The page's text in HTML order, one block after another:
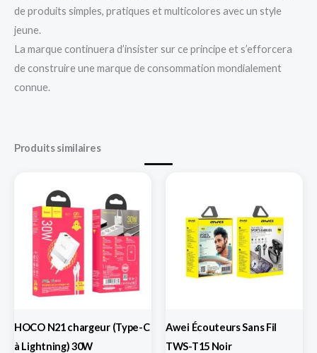
de produits simples, pratiques et multicolores avec un style
jeune.
La marque continuera d’insister sur ce principe et s’efforcera
de construire une marque de consommation mondialement
connue.
Produits similaires
HOCO N21 chargeur (Type-C
à Lightning) 30W
Awei Écouteurs Sans Fil
TWS-T15 Noir